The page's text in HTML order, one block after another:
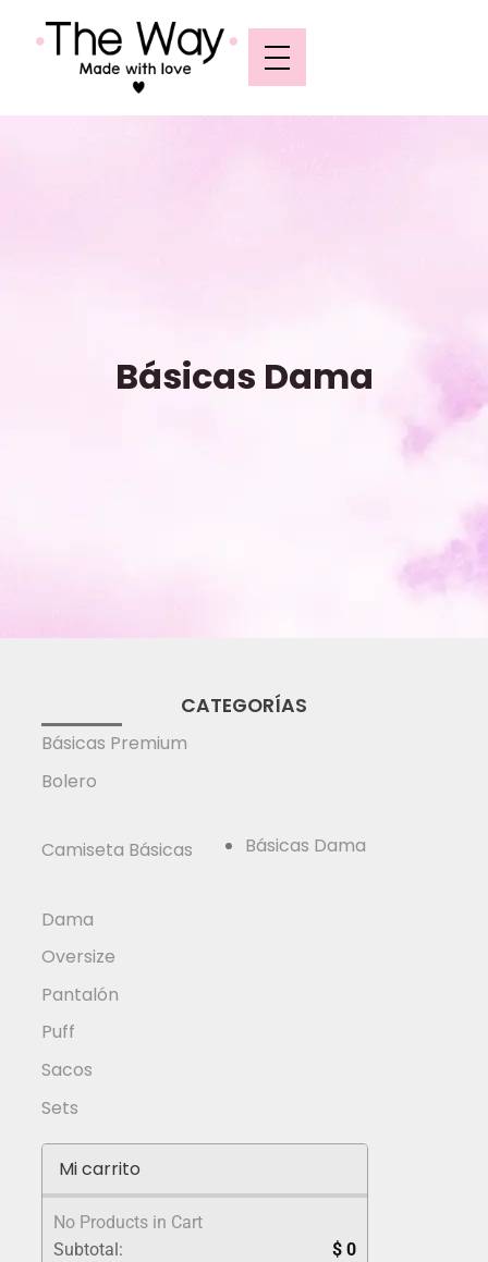
Básicas Dama
CATEGORÍAS
Básicas Premium
Bolero
Camiseta Básicas Básicas Dama
Dama
Oversize
Pantalón
Puff
Sacos
Sets
Mi carrito
No Products in Cart
Subtotal:
$0